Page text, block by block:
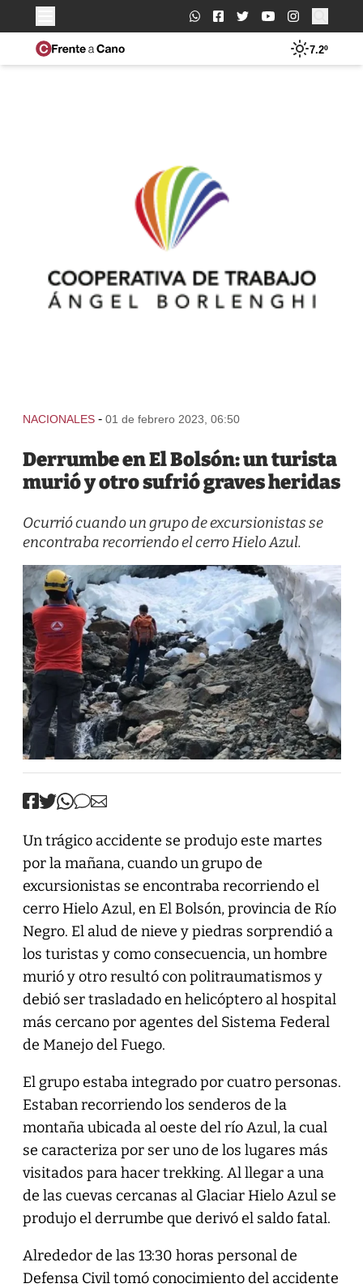
Buscar:
7.2º
NACIONALES - 01 de febrero 2023, 06:50
Derrumbe en El Bolsón: un turista
murió y otro sufrió graves heridas
Ocurrió cuando un grupo de excursionistas se
encontraba recorriendo el cerro Hielo Azul.
Un trágico accidente se produjo este martes
por la mañana, cuando un grupo de
excursionistas se encontraba recorriendo el
cerro Hielo Azul, en El Bolsón, provincia de Río
Negro. El alud de nieve y piedras sorprendió a
los turistas y como consecuencia, un hombre
murió y otro resultó con politraumatismos y
debió ser trasladado en helicóptero al hospital
más cercano por agentes del Sistema Federal
de Manejo del Fuego.
El grupo estaba integrado por cuatro personas.
Estaban recorriendo los senderos de la
montaña ubicada al oeste del río Azul, la cual
se caracteriza por ser uno de los lugares más
visitados para hacer trekking. Al llegar a una
de las cuevas cercanas al Glaciar Hielo Azul se
produjo el derrumbe que derivó el saldo fatal.
Alrededor de las 13:30 horas personal de
Defensa Civil tomó conocimiento del accidente